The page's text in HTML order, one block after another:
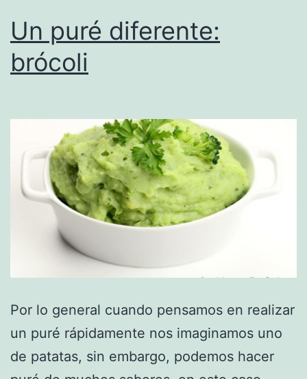
Un puré diferente:
brócoli
Por lo general cuando pensamos en realizar
un puré rápidamente nos imaginamos uno
de patatas, sin embargo, podemos hacer